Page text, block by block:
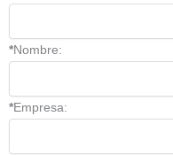
*Nombre:
*Empresa: